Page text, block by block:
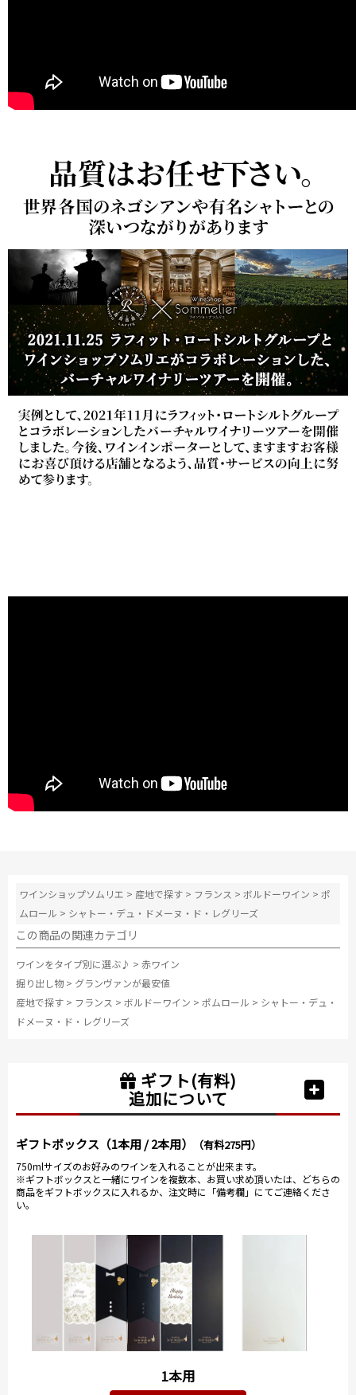
ワインショップソムリエ > 産地で探す > フランス >ボルドーワイン >ポ
ムロール > シャトー・デュ・ドメーヌ・ド・レグリーズ
この商品の関連カテゴリ
ワインをタイプ別に選ぶ♪ > 赤ワイン
掘り出し物 > グランヴァンが最安値
産地で探す > フランス > ボルドーワイン > ポムロール > シャトー・デュ・
ドメーヌ・ド・レグリーズ
ギフト(有料)
追加について
ギフトボックス（1本用 / 2本用） （有料275円）
750mlサイズのお好みのワインを入れることが出来ます。
※ギフトボックスと一緒にワインを複数本、お買い求め頂いたは、どちらの
商品をギフトボックスに入れるか、注文時に「備考欄」にてご連絡くださ
い。
1本用